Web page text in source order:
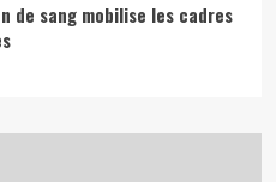
de sang mobilise les cadres